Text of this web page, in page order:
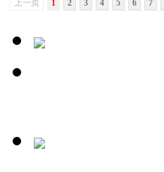
上一页 1 2 3 4 5 6 7